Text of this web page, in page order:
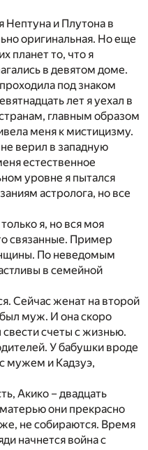
Нептуна и Плутона в
оригинальная. Но еще
планет то, что я
в девятом доме.
под знаком
лет я уехал в
главным образом
меня к мистицизму.
верил в западную
естественное
уровне я пытался
астролога, но все
я, но вся моя
связанные. Пример
По неведомым
в семейной
Сейчас женат на второй
муж. И она скоро
счеты с жизнью.
У бабушки вроде
мужем и Кадзуэ,
Акико – двадцать
они прекрасно
не собираются. Время
начнется война с